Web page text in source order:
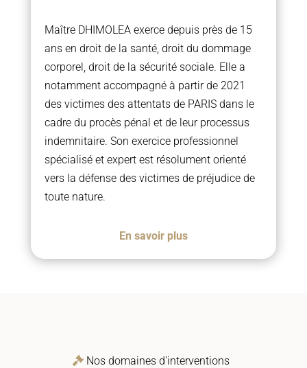
Maître DHIMOLEA exerce depuis près de 15
ans en droit de la santé, droit du dommage
corporel, droit de la sécurité sociale. Elle a
notamment accompagné à partir de 2021
des victimes des attentats de PARIS dans le
cadre du procès pénal et de leur processus
indemnitaire. Son exercice professionnel
spécialisé et expert est résolument orienté
vers la défense des victimes de préjudice de
toute nature.
En savoir plus
Nos domaines d'interventions